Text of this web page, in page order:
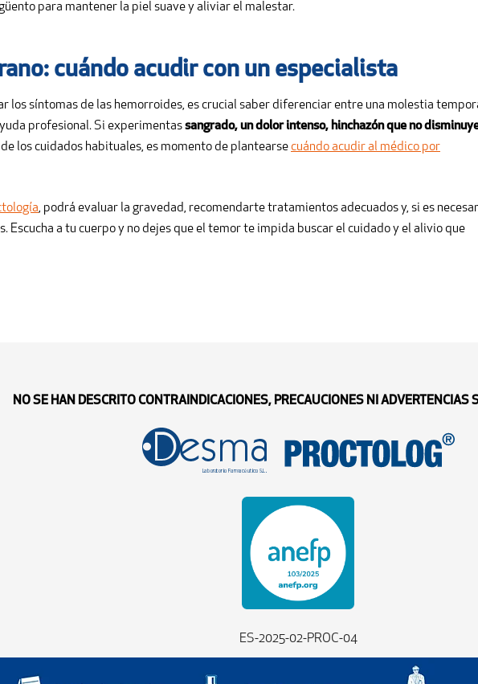
para mantener la piel suave y aliviar el malestar.
cuándo acudir con un especialista
los síntomas de las hemorroides, es crucial saber diferenciar entre una molestia
profesional. Si experimentassangrado, un dolor intenso, hinchazón que no
los cuidados habituales, es momento de plantearse cuándo acudir al médico por
, podrá evaluar la gravedad, recomendarte tratamientos adecuados y, si es
a tu cuerpo y no dejes que el temor te impida buscar el cuidado y el alivio que
NO SE HAN DESCRITO CONTRAINDICACIONES, PRECAUCIONES NI ADVERTENCIAS
ES-2025-02-PROC-04